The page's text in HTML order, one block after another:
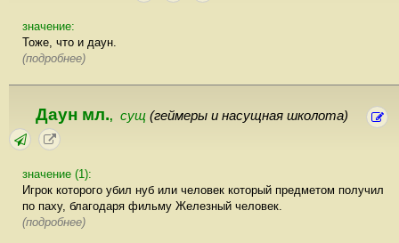
значение:
Тоже, что и даун.
(подробнее)
Даун мл., сущ (геймеры и насущная школота)
значение (1):
Игрок которого убил нуб или человек который предметом получил
по паху, благодаря фильму Железный человек.
(подробнее)